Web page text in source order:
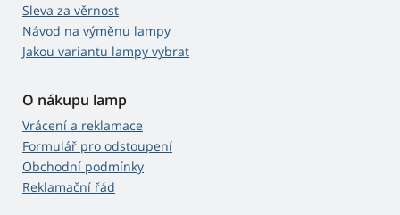
Sleva za věrnost
Návod na výměnu lampy
Jakou variantu lampy vybrat
O nákupu lamp
Vrácení a reklamace
Formulář pro odstoupení
Obchodní podmínky
Reklamační řád